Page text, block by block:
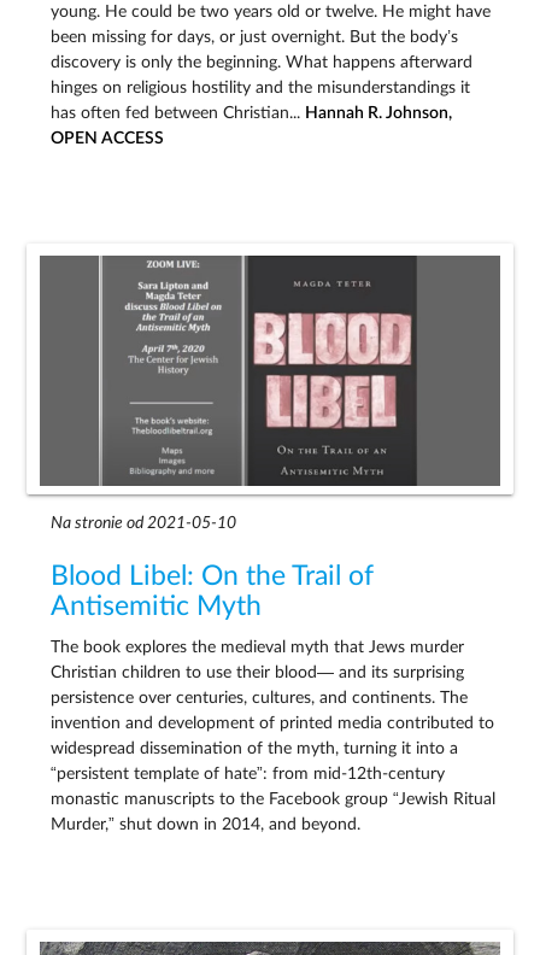
young. He could be two years old or twelve. He might have
been missing for days, or just overnight. But the body’s
discovery is only the beginning. What happens afterward
hinges on religious hostility and the misunderstandings it
has often fed between Christian... Hannah R. Johnson,
OPEN ACCESS
Na stronie od 2021-05-10
Blood Libel: On the Trail of
Antisemitic Myth
The book explores the medieval myth that Jews murder
Christian children to use their blood— and its surprising
persistence over centuries, cultures, and continents. The
invention and development of printed media contributed to
widespread dissemination of the myth, turning it into a
“persistent template of hate”: from mid-12th-century
monastic manuscripts to the Facebook group “Jewish Ritual
Murder,” shut down in 2014, and beyond.